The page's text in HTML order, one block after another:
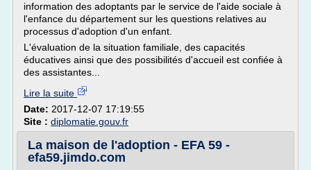
information des adoptants par le service de l'aide sociale à
l'enfance du département sur les questions relatives au
processus d'adoption d'un enfant.
L'évaluation de la situation familiale, des capacités
éducatives ainsi que des possibilités d'accueil est confiée à
des assistantes...
Lire la suite
Date: 2017-12-07 17:19:55
Site : diplomatie.gouv.fr
La maison de l'adoption - EFA 59 -
efa59.jimdo.com